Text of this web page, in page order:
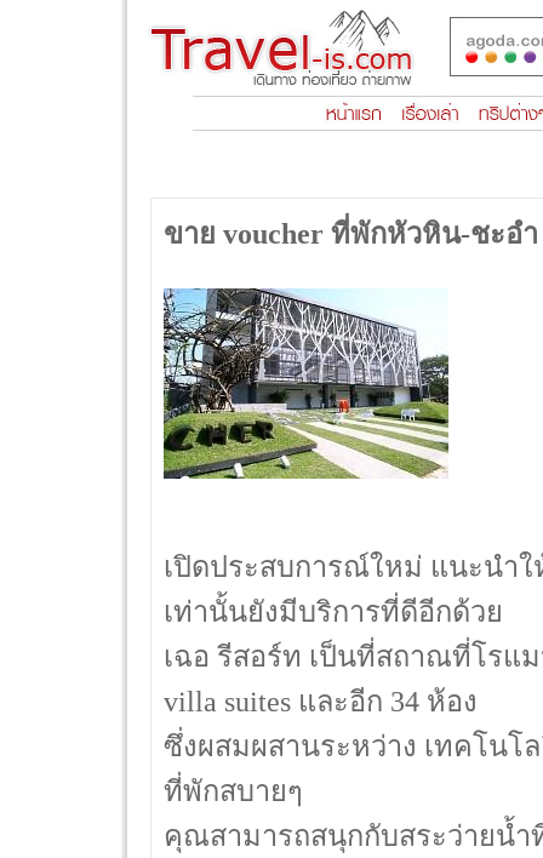
ขาย voucher ที่พักหัวหิน-ชะอ
เปิดประสบการณ์ใหม่ แนะนำ
เท่านั้นยังมีบริการที่ดีอีกด้วย
เฉอ รีสอร์ท เป็นที่สถาณที่โรแ
villa suites และอีก 34 ห้อง
ซึ่งผสมผสานระหว่าง เทคโน
ที่พักสบายๆ
คุณสามารถสนุกกับสระว่ายน้ำ